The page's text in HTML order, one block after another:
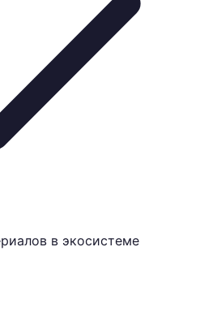
в экосистеме